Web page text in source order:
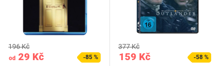
od 29 Kč
196 Kč
-85 % 159 Kč
377 Kč
-58 %